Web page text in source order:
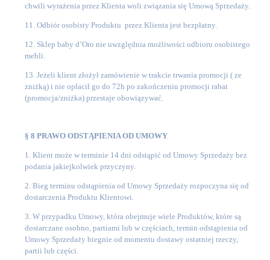
chwili wyrażenia przez Klienta woli związania się Umową Sprzedaży.
11. Odbiór osobisty Produktu przez Klienta jest bezpłatny.
12. Sklep baby d’Oro nie uwzględnia możliwości odbioru osobistego
mebli.
13. Jeżeli klient złożył zamówienie w trakcie trwania promocji ( ze
zniżką) i nie opłacił go do 72h po zakończeniu promocji rabat
(promocja/zniżka) przestaje obowiązywać.
§ 8 PRAWO ODSTĄPIENIA OD UMOWY
1. Klient może w terminie 14 dni odstąpić od Umowy Sprzedaży bez
podania jakiejkolwiek przyczyny.
2. Bieg terminu odstąpienia od Umowy Sprzedaży rozpoczyna się od
dostarczenia Produktu Klientowi.
3. W przypadku Umowy, która obejmuje wiele Produktów, które są
dostarczane osobno, partiami lub w częściach, termin odstąpienia od
Umowy Sprzedaży biegnie od momentu dostawy ostatniej rzeczy,
partii lub części.